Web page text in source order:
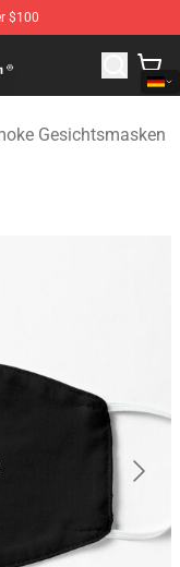
$100
Merchandise
Gesichtsmasken